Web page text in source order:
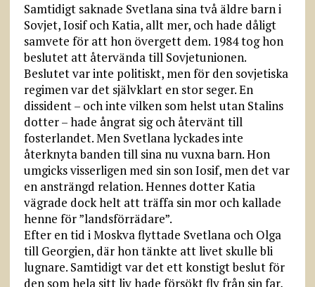
Samtidigt saknade Svetlana sina två äldre barn i
Sovjet, Iosif och Katia, allt mer, och hade dåligt
samvete för att hon övergett dem. 1984 tog hon
beslutet att återvända till Sovjetunionen.
Beslutet var inte politiskt, men för den sovjetiska
regimen var det självklart en stor seger. En
dissident – och inte vilken som helst utan Stalins
dotter – hade ångrat sig och återvänt till
fosterlandet. Men Svetlana lyckades inte
återknyta banden till sina nu vuxna barn. Hon
umgicks visserligen med sin son Iosif, men det var
en ansträngd relation. Hennes dotter Katia
vägrade dock helt att träffa sin mor och kallade
henne för ”landsförrädare”.
Efter en tid i Moskva flyttade Svetlana och Olga
till Georgien, där hon tänkte att livet skulle bli
lugnare. Samtidigt var det ett konstigt beslut för
den som hela sitt liv hade försökt fly från sin far,